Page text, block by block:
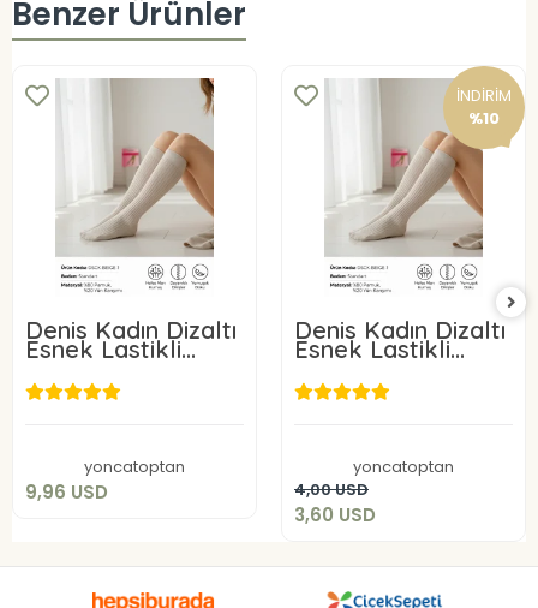
Benzer Ürünler
Denis Kadın Dizaltı
Esnek Lastikli
Çorap Bej Rengi 3
Adet
yoncatoptan
9,96 USD
9,96 USD
İNDİRİM
%10
Denis Kadın Dizaltı
Esnek Lastikli
Çorap Bej Rengi
yoncatoptan
4,00 USD
3,60 USD
Sepete Ekle